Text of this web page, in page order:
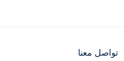
تواصل معنا